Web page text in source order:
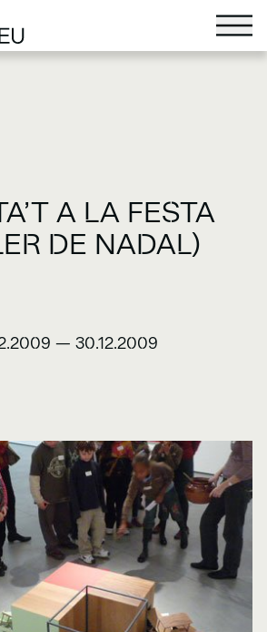
A LA FESTA
DE NADAL)
— 30.12.2009